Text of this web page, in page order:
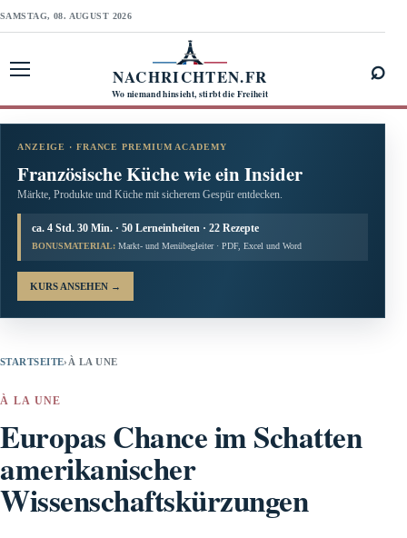
SAMSTAG, 08. AUGUST 2026
NACHRICHTEN.FR
Wo niemand hinsieht, stirbt die Freiheit
⌕
ANZEIGE · FRANCE PREMIUM ACADEMY
Französische Küche wie ein Insider
Märkte, Produkte und Küche mit sicherem Gespür entdecken.
ca. 4 Std. 30 Min. · 50 Lerneinheiten · 22 Rezepte
BONUSMATERIAL: Markt- und Menübegleiter · PDF, Excel und Word
KURS ANSEHEN →
STARTSEITE› À LA UNE
À LA UNE
Europas Chance im Schatten
amerikanischer
Wissenschaftskürzungen